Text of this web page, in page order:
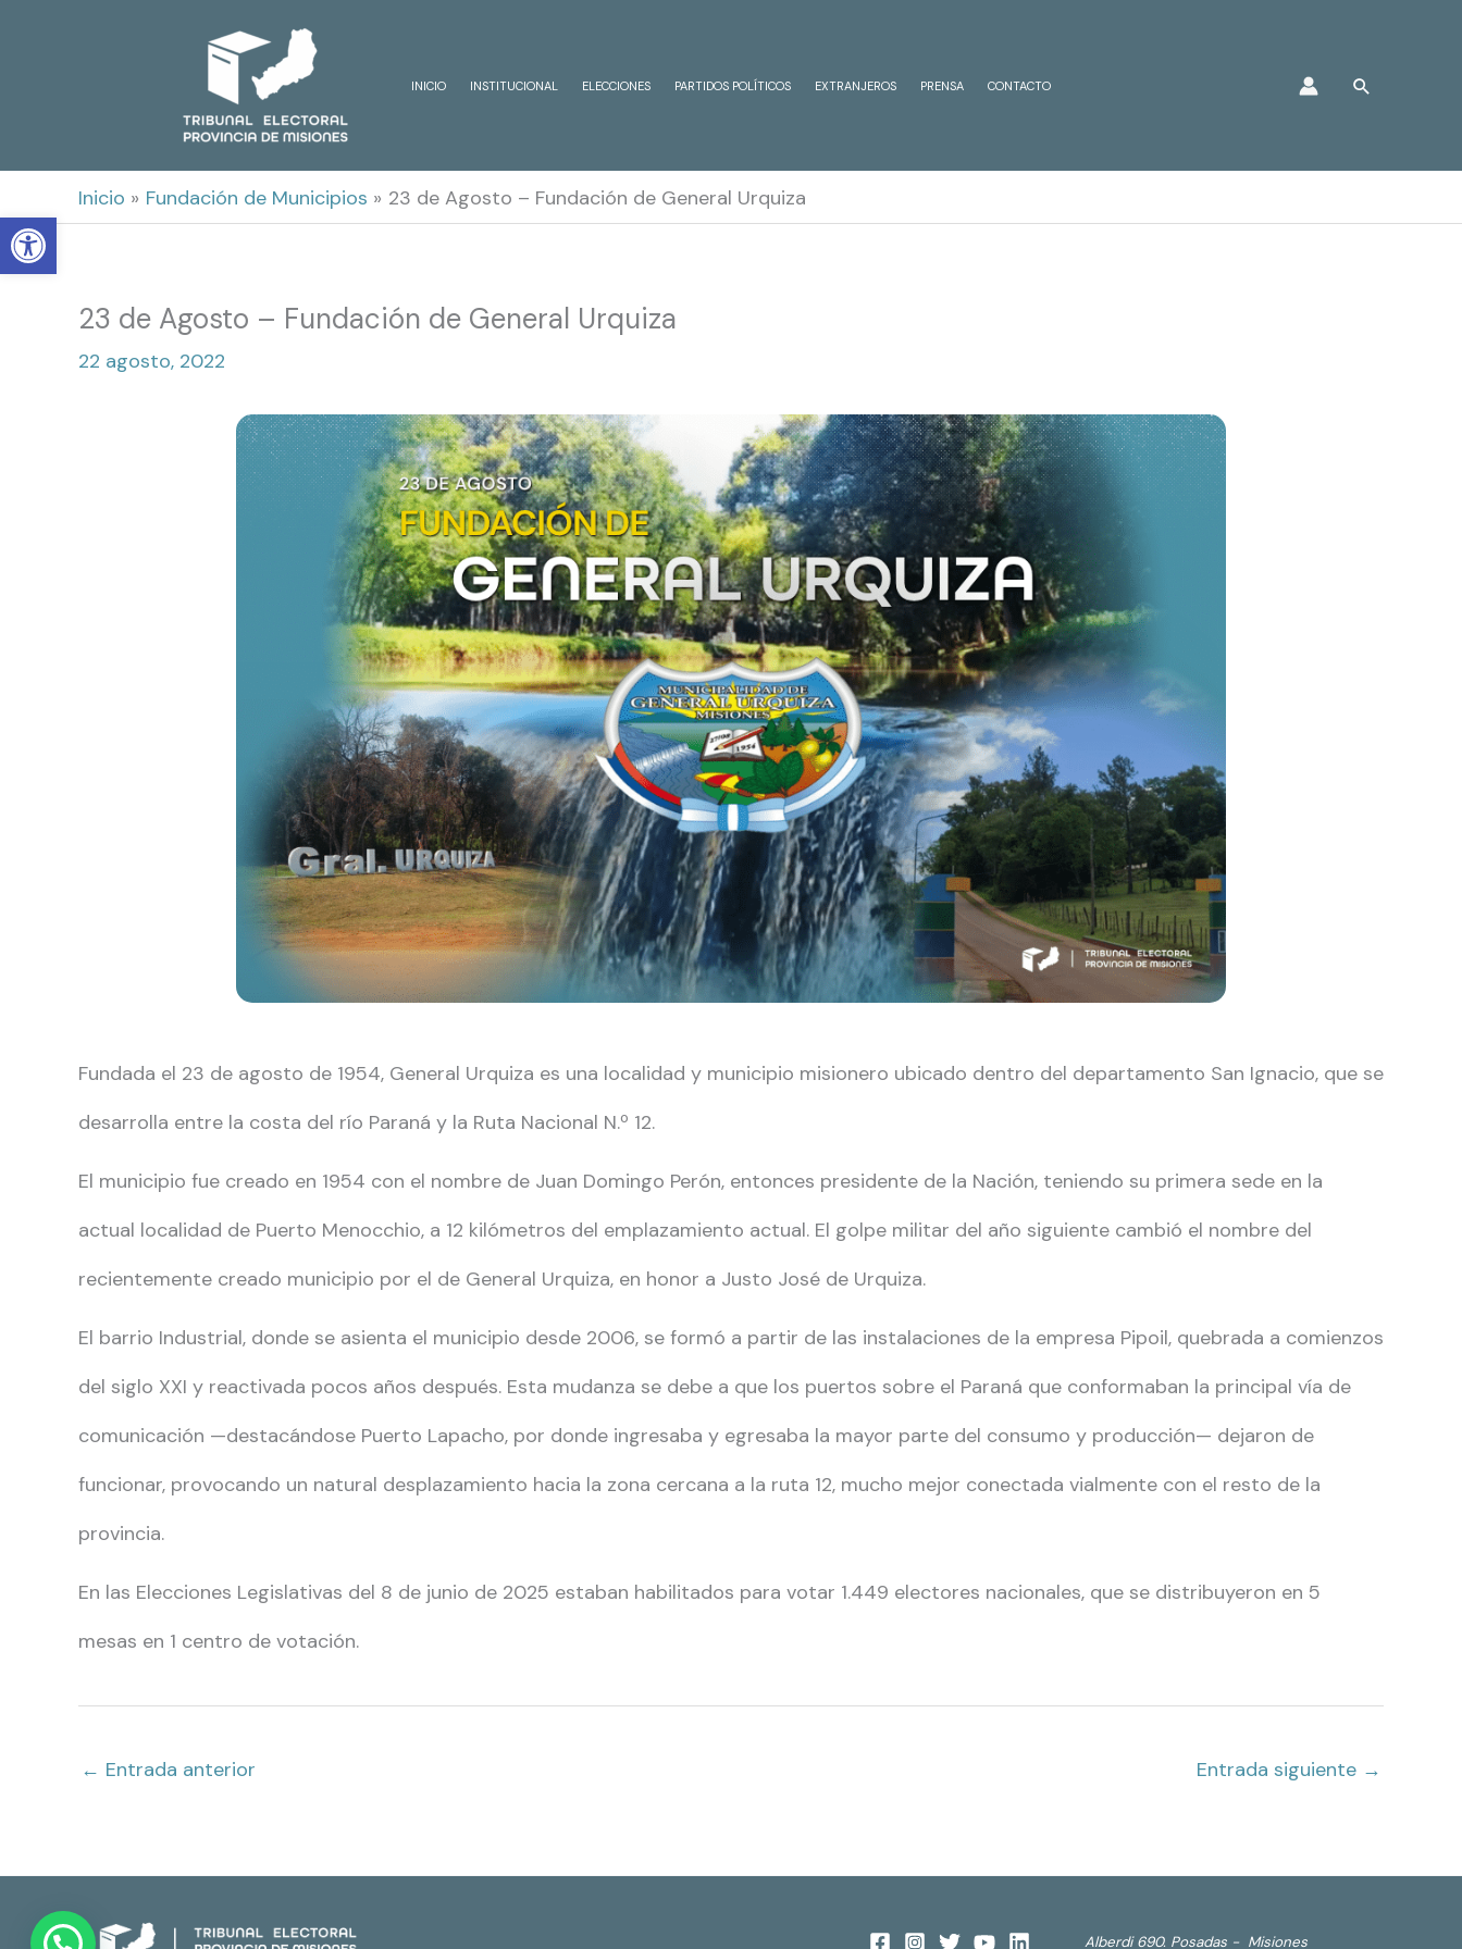
Open toolbar
INICIO INSTITUCIONAL ELECCIONES PARTIDOS POLÍTICOS EXTRANJEROS PRENSA CONTACTO Buscar
Inicio Fundación de Municipios 23 de Agosto – Fundación de General Urquiza
23 de Agosto – Fundación de General Urquiza
22 agosto, 2022
Fundada el 23 de agosto de 1954, General Urquiza es una localidad y municipio misionero ubicado dentro del departamento San Ignacio, que se
desarrolla entre la costa del río Paraná y la Ruta Nacional N.º 12.
El municipio fue creado en 1954 con el nombre de Juan Domingo Perón, entonces presidente de la Nación, teniendo su primera sede en la
actual localidad de Puerto Menocchio, a 12 kilómetros del emplazamiento actual. El golpe militar del año siguiente cambió el nombre del
recientemente creado municipio por el de General Urquiza, en honor a Justo José de Urquiza.
El barrio Industrial, donde se asienta el municipio desde 2006, se formó a partir de las instalaciones de la empresa Pipoil, quebrada a comienzos
del siglo XXI y reactivada pocos años después. Esta mudanza se debe a que los puertos sobre el Paraná que conformaban la principal vía de
comunicación —destacándose Puerto Lapacho, por donde ingresaba y egresaba la mayor parte del consumo y producción— dejaron de
funcionar, provocando un natural desplazamiento hacia la zona cercana a la ruta 12, mucho mejor conectada vialmente con el resto de la
provincia.
En las Elecciones Legislativas del 8 de junio de 2025 estaban habilitados para votar 1.449 electores nacionales, que se distribuyeron en 5
mesas en 1 centro de votación.
← Entrada anterior Entrada siguiente →
Alberdi 690. Posadas - Misiones